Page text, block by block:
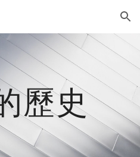
Skip to navigation
歷史